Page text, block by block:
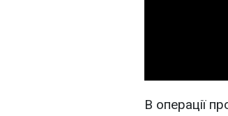
В операції